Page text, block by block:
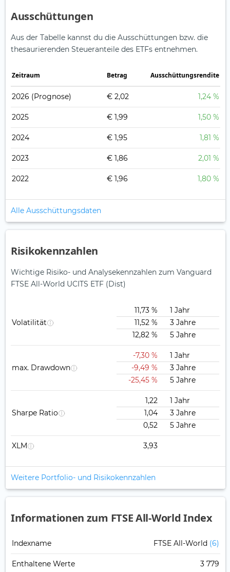
Ausschüttungen
Aus der Tabelle kannst du die Ausschüttungen bzw. die
thesaurierenden Steueranteile des ETFs entnehmen.
Zeitraum Betrag Ausschüttungsrendite
2026 (Prognose) € 2,02 1,24 %
2025 € 1,99 1,50 %
2024 € 1,95 1,81 %
2023 € 1,86 2,01 %
2022 € 1,96 1,80 %
Alle Ausschüttungsdaten
Risikokennzahlen
Wichtige Risiko- und Analysekennzahlen zum Vanguard
FTSE All-World UCITS ETF (Dist)
Volatilität
11,73 %
1 Jahr
11,52 %
3 Jahre
12,82 %
5 Jahre
max. Drawdown
-7,30 %
1 Jahr
-9,49 %
3 Jahre
-25,45 %
5 Jahre
Sharpe Ratio
1,22
1 Jahr
1,04
3 Jahre
0,52
5 Jahre
XLM 3,93
Weitere Portfolio- und Risikokennzahlen
Informationen zum FTSE All-World Index
Indexname FTSE All-World (6)
Enthaltene Werte 3 779